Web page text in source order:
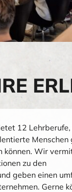
12
Menschen
können. Wir
zu den
geben einen
Gerne